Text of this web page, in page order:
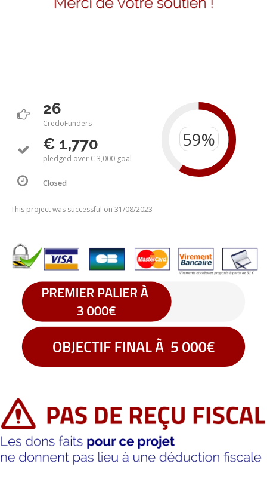
26
CredoFunders
€ 1,770
pledged over € 3,000 goal
Closed
This project was successful on 31/08/2023